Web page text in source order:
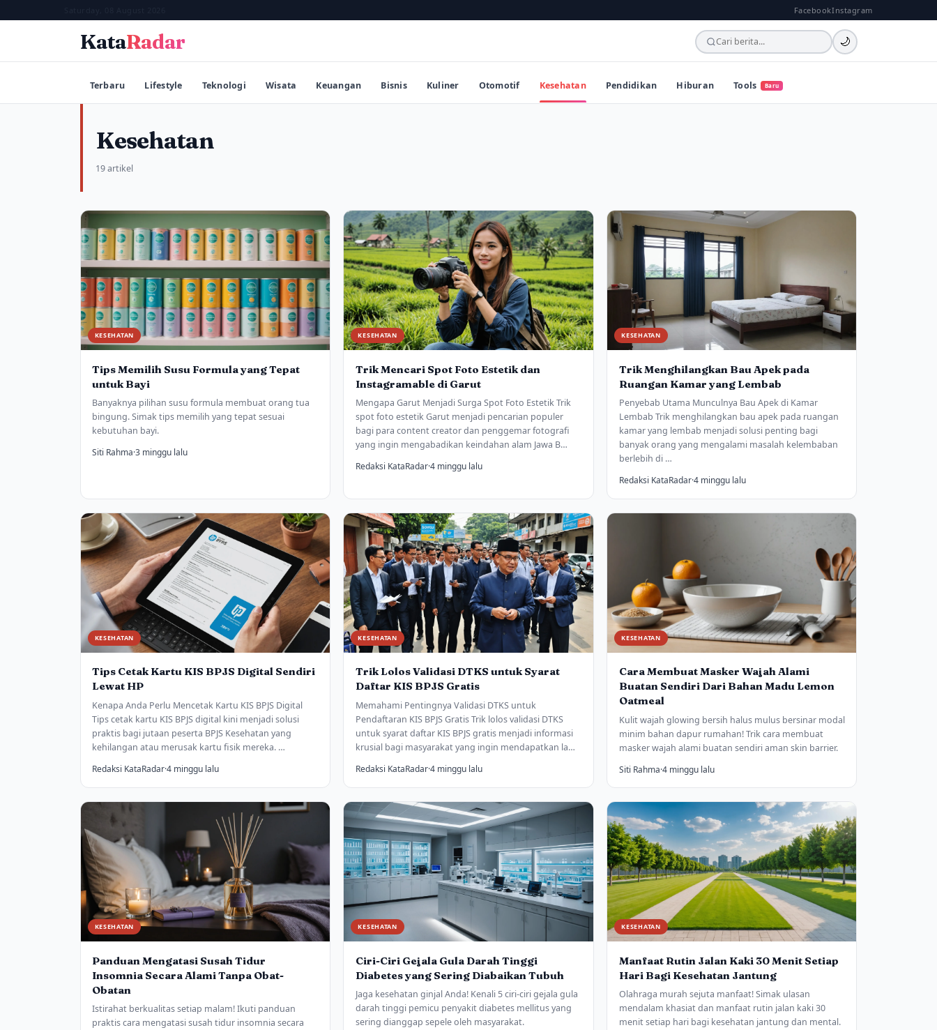
FacebookInstagram
KataRadar 🌙
Terbaru Lifestyle Teknologi Wisata Keuangan Bisnis Kuliner Otomotif Kesehatan Pendidikan Hiburan Tools Baru
Kesehatan
19 artikel
KESEHATAN
Tips Memilih Susu Formula yang Tepat
untuk Bayi
Banyaknya pilihan susu formula membuat orang tua
bingung. Simak tips memilih yang tepat sesuai
kebutuhan bayi.
Siti Rahma·3 minggu lalu
KESEHATAN
Trik Mencari Spot Foto Estetik dan
Instagramable di Garut
Mengapa Garut Menjadi Surga Spot Foto Estetik Trik
spot foto estetik Garut menjadi pencarian populer
bagi para content creator dan penggemar fotografi
yang ingin mengabadikan keindahan alam Jawa B…
Redaksi KataRadar·4 minggu lalu
KESEHATAN
Trik Menghilangkan Bau Apek pada
Ruangan Kamar yang Lembab
Penyebab Utama Munculnya Bau Apek di Kamar
Lembab Trik menghilangkan bau apek pada ruangan
kamar yang lembab menjadi solusi penting bagi
banyak orang yang mengalami masalah kelembaban
berlebih di …
Redaksi KataRadar·4 minggu lalu
KESEHATAN
Tips Cetak Kartu KIS BPJS Digital Sendiri
Lewat HP
Kenapa Anda Perlu Mencetak Kartu KIS BPJS Digital
Tips cetak kartu KIS BPJS digital kini menjadi solusi
praktis bagi jutaan peserta BPJS Kesehatan yang
kehilangan atau merusak kartu fisik mereka. …
Redaksi KataRadar·4 minggu lalu
KESEHATAN
Trik Lolos Validasi DTKS untuk Syarat
Daftar KIS BPJS Gratis
Memahami Pentingnya Validasi DTKS untuk
Pendaftaran KIS BPJS Gratis Trik lolos validasi DTKS
untuk syarat daftar KIS BPJS gratis menjadi informasi
krusial bagi masyarakat yang ingin mendapatkan la…
Redaksi KataRadar·4 minggu lalu
KESEHATAN
Cara Membuat Masker Wajah Alami
Buatan Sendiri Dari Bahan Madu Lemon
Oatmeal
Kulit wajah glowing bersih halus mulus bersinar modal
minim bahan dapur rumahan! Trik cara membuat
masker wajah alami buatan sendiri aman skin barrier.
Siti Rahma·4 minggu lalu
KESEHATAN
Panduan Mengatasi Susah Tidur
Insomnia Secara Alami Tanpa Obat-
Obatan
Istirahat berkualitas setiap malam! Ikuti panduan
praktis cara mengatasi susah tidur insomnia secara
KESEHATAN
Ciri-Ciri Gejala Gula Darah Tinggi
Diabetes yang Sering Diabaikan Tubuh
Jaga kesehatan ginjal Anda! Kenali 5 ciri-ciri gejala gula
darah tinggi pemicu penyakit diabetes mellitus yang
sering dianggap sepele oleh masyarakat.
KESEHATAN
Manfaat Rutin Jalan Kaki 30 Menit Setiap
Hari Bagi Kesehatan Jantung
Olahraga murah sejuta manfaat! Simak ulasan
mendalam khasiat dan manfaat rutin jalan kaki 30
menit setiap hari bagi kesehatan jantung dan mental.